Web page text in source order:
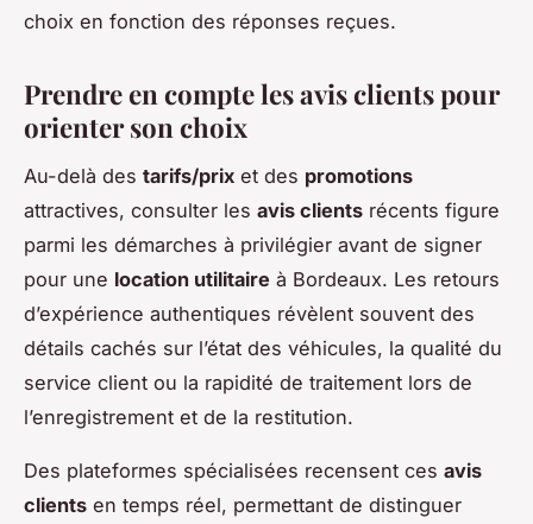
choix en fonction des réponses reçues.
Prendre en compte les avis clients pour
orienter son choix
Au-delà des tarifs/prix et des promotions
attractives, consulter les avis clients récents figure
parmi les démarches à privilégier avant de signer
pour une location utilitaire à Bordeaux. Les retours
d’expérience authentiques révèlent souvent des
détails cachés sur l’état des véhicules, la qualité du
service client ou la rapidité de traitement lors de
l’enregistrement et de la restitution.
Des plateformes spécialisées recensent ces avis
clients en temps réel, permettant de distinguer